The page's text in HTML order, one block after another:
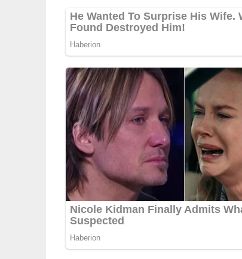
Lob, Kritik, Fragen oder Anregungen
dieser Seite & auch eine Bewertung!
Und so wird es
Kaninchen in große Stücke schneiden (1
Knoblauch sehr klein hacken. Das
lassen. Den Speck würfeln und in
dünsten. Die Kaninchenteile im
nebeneinander liegen können (evtl. 2
Zitrone darüberträufeln. Auf mittlerer
nur so viel, dass die Soße nicht anbrennt